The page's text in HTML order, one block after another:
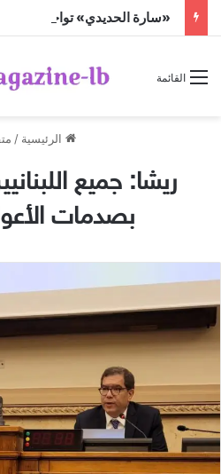
«سارة الحديدي» تواجه الجن
القائمة
الرئيسية /
ريشا: جميع
بصدمات